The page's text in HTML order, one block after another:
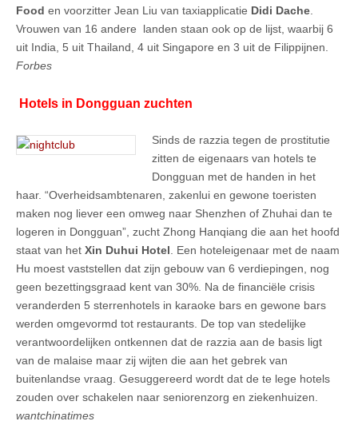
Food en voorzitter Jean Liu van taxiapplicatie Didi Dache.
Vrouwen van 16 andere landen staan ook op de lijst, waarbij 6
uit India, 5 uit Thailand, 4 uit Singapore en 3 uit de Filippijnen.
Forbes
Hotels in Dongguan zuchten
Sinds de razzia tegen de prostitutie
zitten de eigenaars van hotels te
Dongguan met de handen in het
haar. “Overheidsambtenaren, zakenlui en gewone toeristen
maken nog liever een omweg naar Shenzhen of Zhuhai dan te
logeren in Dongguan”, zucht Zhong Hanqiang die aan het hoofd
staat van het Xin Duhui Hotel . Een hoteleigenaar met de naam
Hu moest vaststellen dat zijn gebouw van 6 verdiepingen, nog
geen bezettingsgraad kent van 30%. Na de financiële crisis
veranderden 5 sterrenhotels in karaoke bars en gewone bars
werden omgevormd tot restaurants. De top van stedelijke
verantwoordelijken ontkennen dat de razzia aan de basis ligt
van de malaise maar zij wijten die aan het gebrek van
buitenlandse vraag. Gesuggereerd wordt dat de te lege hotels
zouden over schakelen naar seniorenzorg en ziekenhuizen.
wantchinatimes